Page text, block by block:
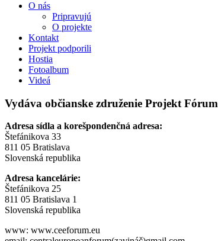
O nás
Pripravujú
O projekte
Kontakt
Projekt podporili
Hostia
Fotoalbum
Videá
Vydáva občianske združenie Projekt Fórum
Adresa sídla a korešpondenčná adresa:
Štefánikova 33
811 05 Bratislava
Slovenská republika
Adresa kancelárie:
Štefánikova 25
811 05 Bratislava 1
Slovenská republika
www: www.ceeforum.eu